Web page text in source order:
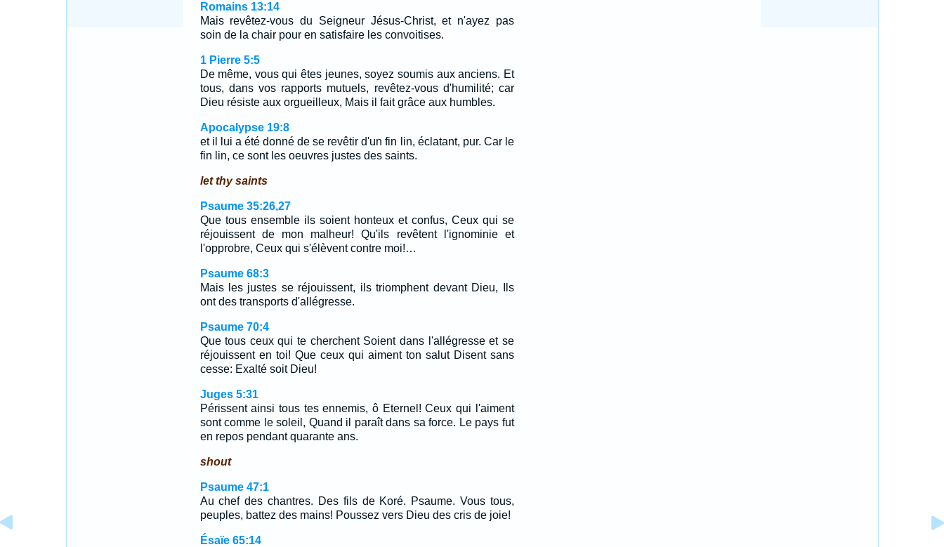
Romains 13:14
Mais revêtez-vous du Seigneur Jésus-Christ, et n'ayez pas
soin de la chair pour en satisfaire les convoitises.
1 Pierre 5:5
De même, vous qui êtes jeunes, soyez soumis aux anciens. Et
tous, dans vos rapports mutuels, revêtez-vous d'humilité; car
Dieu résiste aux orgueilleux, Mais il fait grâce aux humbles.
Apocalypse 19:8
et il lui a été donné de se revêtir d'un fin lin, éclatant, pur. Car le
fin lin, ce sont les oeuvres justes des saints.
let thy saints
Psaume 35:26,27
Que tous ensemble ils soient honteux et confus, Ceux qui se
réjouissent de mon malheur! Qu'ils revêtent l'ignominie et
l'opprobre, Ceux qui s'élèvent contre moi!…
Psaume 68:3
Mais les justes se réjouissent, ils triomphent devant Dieu, Ils
ont des transports d'allégresse.
Psaume 70:4
Que tous ceux qui te cherchent Soient dans l'allégresse et se
réjouissent en toi! Que ceux qui aiment ton salut Disent sans
cesse: Exalté soit Dieu!
Juges 5:31
Périssent ainsi tous tes ennemis, ô Eternel! Ceux qui l'aiment
sont comme le soleil, Quand il paraît dans sa force. Le pays fut
en repos pendant quarante ans.
shout
Psaume 47:1
Au chef des chantres. Des fils de Koré. Psaume. Vous tous,
peuples, battez des mains! Poussez vers Dieu des cris de joie!
Ésaïe 65:14